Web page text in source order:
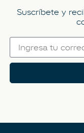
Suscríbete y